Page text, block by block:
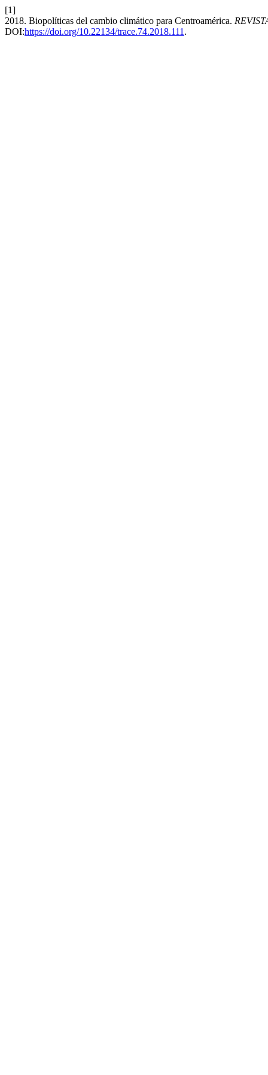
[1]
2018. Biopolíticas del cambio climático para Centroamérica.
DOI:https://doi.org/10.22134/trace.74.2018.111 .